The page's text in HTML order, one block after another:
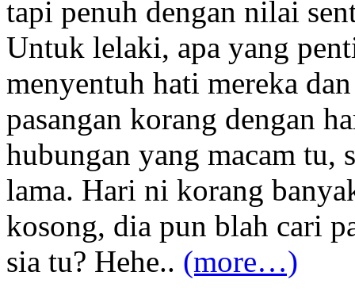
tapi penuh dengan nilai
Untuk lelaki, apa yang
menyentuh hati mereka
pasangan korang dengan
hubungan yang macam tu,
lama. Hari ni korang
kosong, dia pun blah cari
sia tu? Hehe.. (more…)